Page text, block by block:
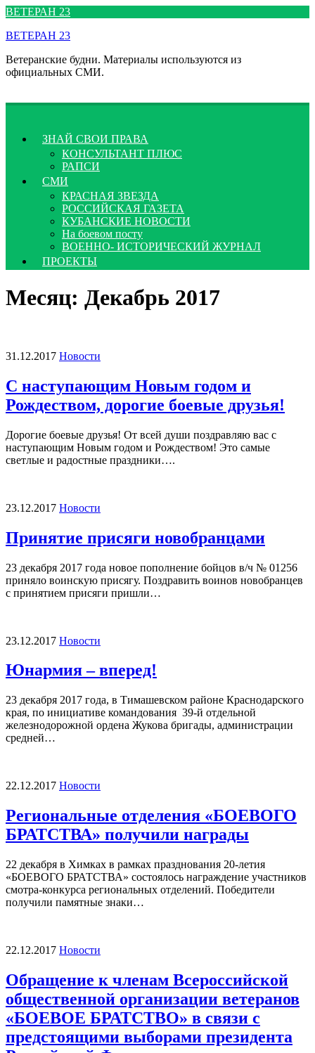
Перейти
содержимому
ВЕТЕРАН 23
ВЕТЕРАН 23
Ветеранские будни. Материалы используются из
официальных СМИ.
ЗНАЙ СВОИ ПРАВА
КОНСУЛЬТАНТ ПЛЮС
РАПСИ
СМИ
КРАСНАЯ ЗВЕЗДА
РОССИЙСКАЯ ГАЗЕТА
КУБАНСКИЕ НОВОСТИ
На боевом посту
ВОЕННО- ИСТОРИЧЕСКИЙ ЖУРНАЛ
ПРОЕКТЫ
Месяц: Декабрь 2017
31.12.2017 Новости
С наступающим Новым годом и
Рождеством, дорогие боевые друзья!
Дорогие боевые друзья! От всей души поздравляю вас с
наступающим Новым годом и Рождеством! Это самые
светлые и радостные праздники….
23.12.2017 Новости
Принятие присяги новобранцами
23 декабря 2017 года новое пополнение бойцов в/ч № 01256
приняло воинскую присягу. Поздравить воинов новобранцев
с принятием присяги пришли…
23.12.2017 Новости
Юнармия – вперед!
23 декабря 2017 года, в Тимашевском районе Краснодарского
края, по инициативе командования 39-й отдельной
железнодорожной ордена Жукова бригады, администрации
средней…
22.12.2017 Новости
Региональные отделения «БОЕВОГО
БРАТСТВА» получили награды
22 декабря в Химках в рамках празднования 20-летия
«БОЕВОГО БРАТСТВА» состоялось награждение участников
смотра-конкурса региональных отделений. Победители
получили памятные знаки…
22.12.2017 Новости
Обращение к членам Всероссийской
общественной организации ветеранов
«БОЕВОЕ БРАТСТВО» в связи с
предстоящими выборами президента